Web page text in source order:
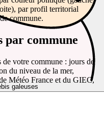
galeuses
par profil territorial
commune.
par commune
votre commune : jours de
du niveau de la mer,
Météo France et du GIEC,